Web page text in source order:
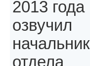
2013 года
озвучил
начальник
отдела